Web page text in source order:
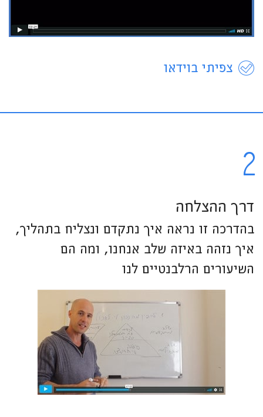
צפיתי בוידאו
2
דרך ההצלחה
בהדרכה זו נראה איך נתקדם ונצליח בתהליך,
איך נזהה באיזה שלב אנחנו, ומה הם
השיעורים הרלבנטיים לנו